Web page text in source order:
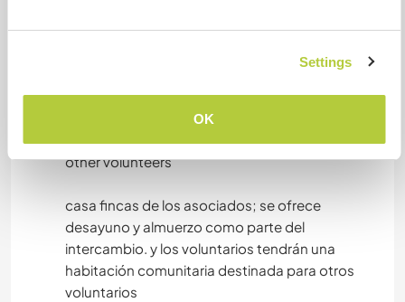
Settings
OK
house farms of the associates; Breakfast and
lunch are offered as part of the exchange. and
the volunteers will have a community room for
other volunteers
casa fincas de los asociados; se ofrece
desayuno y almuerzo como parte del
intercambio. y los voluntarios tendrán una
habitación comunitaria destinada para otros
voluntarios